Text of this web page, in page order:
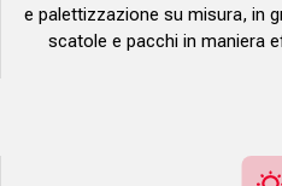
e palettizzazione su misura, in
scatole e pacchi in maniera